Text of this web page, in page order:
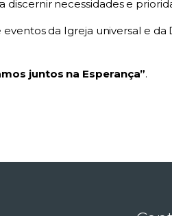
discernir necessidades e
da Igreja universal e
juntos na Esperança”.